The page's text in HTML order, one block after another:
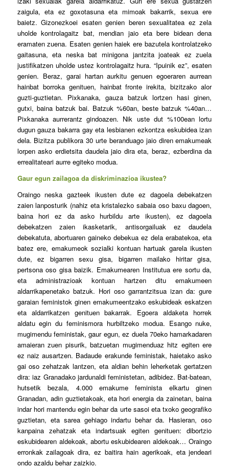
zaigula, eta ez goxotasuna eta mimoak bakarrik, sexua ere
baietz. Gizonezkoei esaten genien beren sexualitatea ez zela
uholde kontrolagaitz bat, mendian jaio eta bere bidean dena
eramaten zuena. Esaten genien haiek ere bazutela kontrolatzeko
gaitasuna, eta neska bat minigona jantzita joateak ez zuela
justifikatzen uholde ustez kontrolagaitz hura. “Ipuinik ez”, esaten
genien. Beraz, garai hartan aurkitu genuen egoeraren aurrean
hainbat borroka genituen, hainbat fronte irekita, bizitzako alor
guzti-guztietan. Pixkanaka, gauza batzuk lortzen hasi ginen,
gutxi, baina batzuk bai. Batzuk %60an, beste batzuk %40an…
Pixkanaka aurrerantz gindoazen. Nik uste dut %100ean lortu
dugun gauza bakarra gay eta lesbianen ezkontza eskubidea izan
dela. Bizitza publikora 30 urte beranduago jaio diren emakumeak
lorpen asko erdietsita daudela jaio dira eta, beraz, ezberdina da
errealitateari aurre egiteko modua.
Gaur egun zailagoa da diskriminazioa ikustea?
Oraingo neska gazteek ikusten dute ez dagoela debekatzen
zaien lanposturik (nahiz eta kristalezko sabaia oso baxu dagoen,
baina hori ez da asko hurbildu arte ikusten), ez dagoela
debekatzen zaien ikasketarik, antisorgailuak ez daudela
debekatuta, abortuaren gaineko debekua ez dela erabatekoa, eta
batez ere, emakumeok sozialki kontuan hartuak garela ikusten
dute, ez bigarren sexu gisa, bigarren mailako hiritar gisa,
pertsona oso gisa baizik. Emakumearen Institutua ere sortu da,
eta administrazioak kontuan hartzen ditu emakumeen
aldarrikapenetako batzuk. Hori oso garrantzitsua izan da: gure
garaian feministok ginen emakumeentzako eskubideak eskatzen
eta aldarrikatzen genituen bakarrak. Egoera aldaketa horrek
aldatu egin du feminismora hurbiltzeko modua. Esango nuke,
mugimendu feministak, gaur egun, ez duela 70eko hamarkadaren
amaieran zuen pisurik, batzuetan mugimenduaz hitz egiten ere
ez naiz ausartzen. Badaude erakunde feministak, haietako asko
gai oso zehatzak lantzen, eta aldian behin leherketak gertatzen
dira: iaz Granadako jardunaldi feministetan, adibidez. Bat-batean,
hutsetik bezala, 4.000 emakume feminista elkartu ginen
Granadan, adin guztietakoak, eta hori energia da zainetan, baina
indar hori mantendu egin behar da urte sasoi eta txoko geografiko
guztietan, eta sarea gehiago indartu behar da. Hasieran, oso
kanpaina zehatzak eta indartsuak egiten genituen: dibortzio
eskubidearen aldekoak, abortu eskubidearen aldekoak… Oraingo
erronkak zailagoak dira, ez baitira hain agerikoak, eta jendeari
ondo azaldu behar zaizkio.